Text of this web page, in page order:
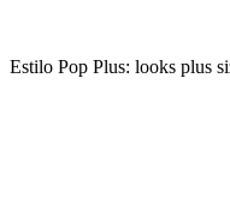
Estilo Pop Plus: looks plus